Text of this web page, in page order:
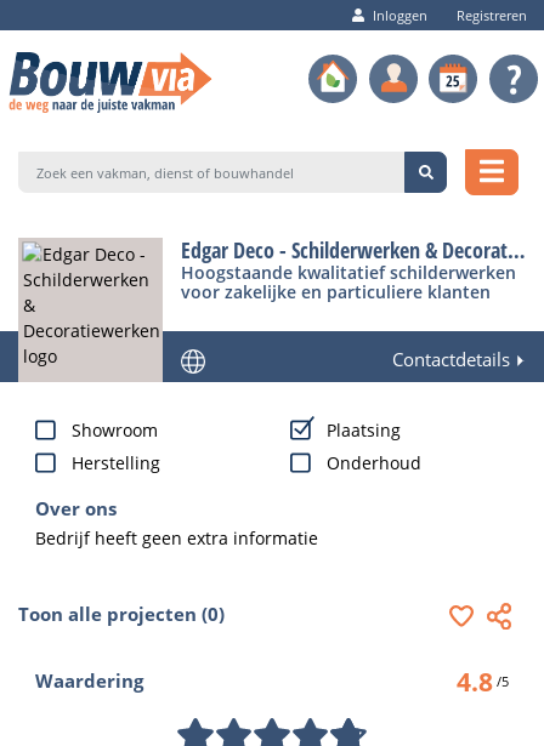
Inloggen Registreren
Edgar Deco - Schilderwerken & Decoratiewerken
Hoogstaande kwalitatief schilderwerken
voor zakelijke en particuliere klanten
Contactdetails
Showroom
Plaatsing
Herstelling
Onderhoud
Over ons
Bedrijf heeft geen extra informatie
Toon alle projecten (0)
Waardering 4.8 /5